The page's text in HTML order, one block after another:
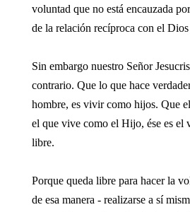
voluntad que no está encauzada
de la relación recíproca con el
Sin embargo nuestro Señor
contrario. Que lo que hace
hombre, es vivir como hijos. Que
el que vive como el Hijo, ése es el
libre.
Porque queda libre para hacer la
de esa manera - realizarse a sí